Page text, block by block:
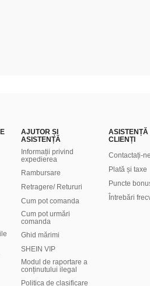
AJUTOR ȘI
ASISTENȚĂ
Informații privind
expedierea
Rambursare
Retragere/ Retururi
Cum pot comanda
Cum pot urmări
comanda
Ghid mărimi
SHEIN VIP
Modul de raportare a
conținutului ilegal
Politica de clasificare
ASISTENȚĂ
CLIENȚI
Contactați-ne
Plată și taxe
Puncte
Întrebări